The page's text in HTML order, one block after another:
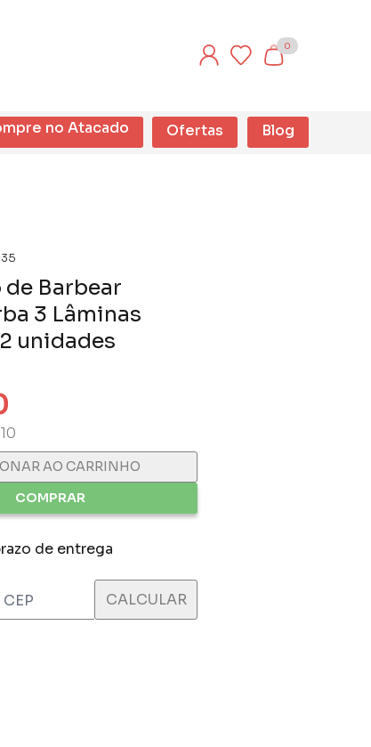
0
no Atacado Ofertas Blog
Barbear
3 Lâminas
unidades
AO CARRINHO
COMPRAR
de entrega